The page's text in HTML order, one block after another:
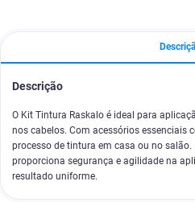
Descrição
O Kit Tintura Raskalo é ideal para
nos cabelos. Com acessórios essenciais
processo de tintura em casa ou no
proporciona segurança e agilidade na
resultado uniforme.